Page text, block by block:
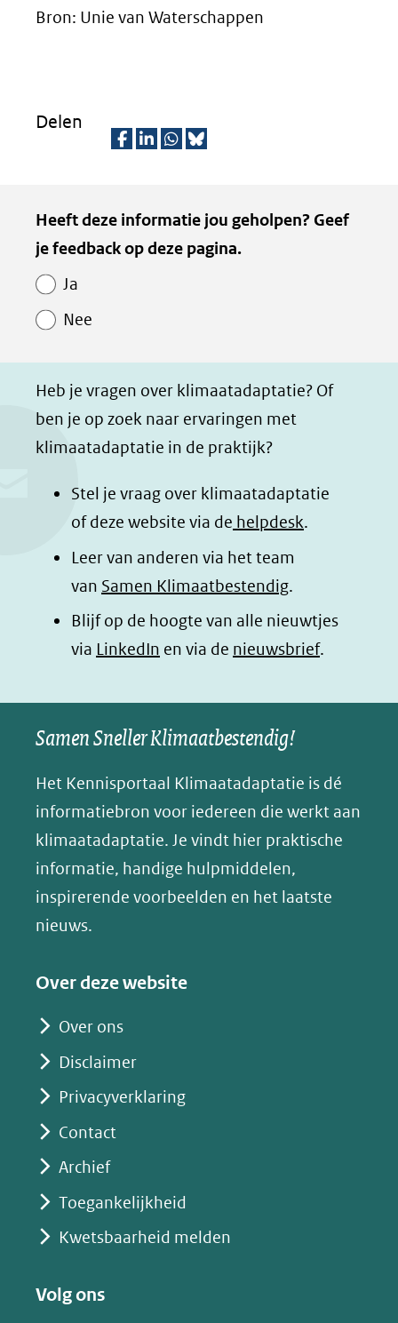
Bron: Unie van Waterschappen
Delen
l
e
a
b
o
o
(opent
in
nieuw
venster)
naar
een
website)
l
e
i
d
I
(opent
in
nieuw
venster)
naar
een
website)
l
e
h
t
a
p
(opent
in
nieuw
venster)
naar
een
website)
z
e
n
d
l
e
o
p
B
l
e
s
y
(opent
in
nieuw
venster)
Kopie
van
Paginawaardering
Heeft deze informatie jou geholpen? Geef
je feedback op deze pagina.
Ja
Nee
Heb je vragen over klimaatadaptatie? Of
ben je op zoek naar ervaringen met
klimaatadaptatie in de praktijk?
Stel je vraag over klimaatadaptatie
of deze website via de helpdesk.
Leer van anderen via het team
van Samen Klimaatbestendig.
Blijf op de hoogte van alle nieuwtjes
via LinkedIn (opent
nieuw
venster)
naar
een
andere
website)
en via de nieuwsbrief.
Samen Sneller Klimaatbestendig!
Het Kennisportaal Klimaatadaptatie is dé
informatiebron voor iedereen die werkt aan
klimaatadaptatie. Je vindt hier praktische
informatie, handige hulpmiddelen,
inspirerende voorbeelden en het laatste
nieuws.
Over deze website
Over ons
Disclaimer
Privacyverklaring
Contact
Archief
Toegankelijkheid
Kwetsbaarheid melden
Volg ons